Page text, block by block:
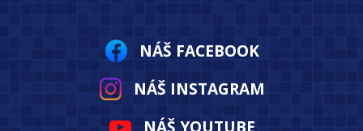
NÁŠ FACEBOOK
NÁŠ INSTAGRAM
NÁŠ YOUTUBE